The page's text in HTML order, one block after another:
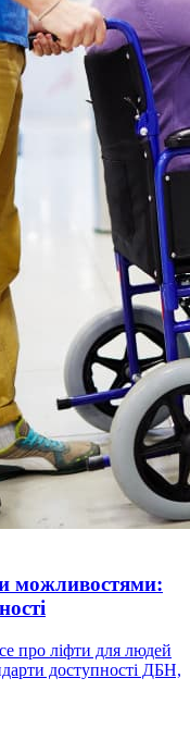
можливостями:
про ліфти для людей
доступності ДБН,